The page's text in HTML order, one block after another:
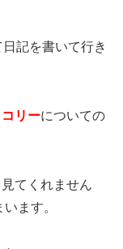
記を書いて行き
コリーについての
てくれません
ます。